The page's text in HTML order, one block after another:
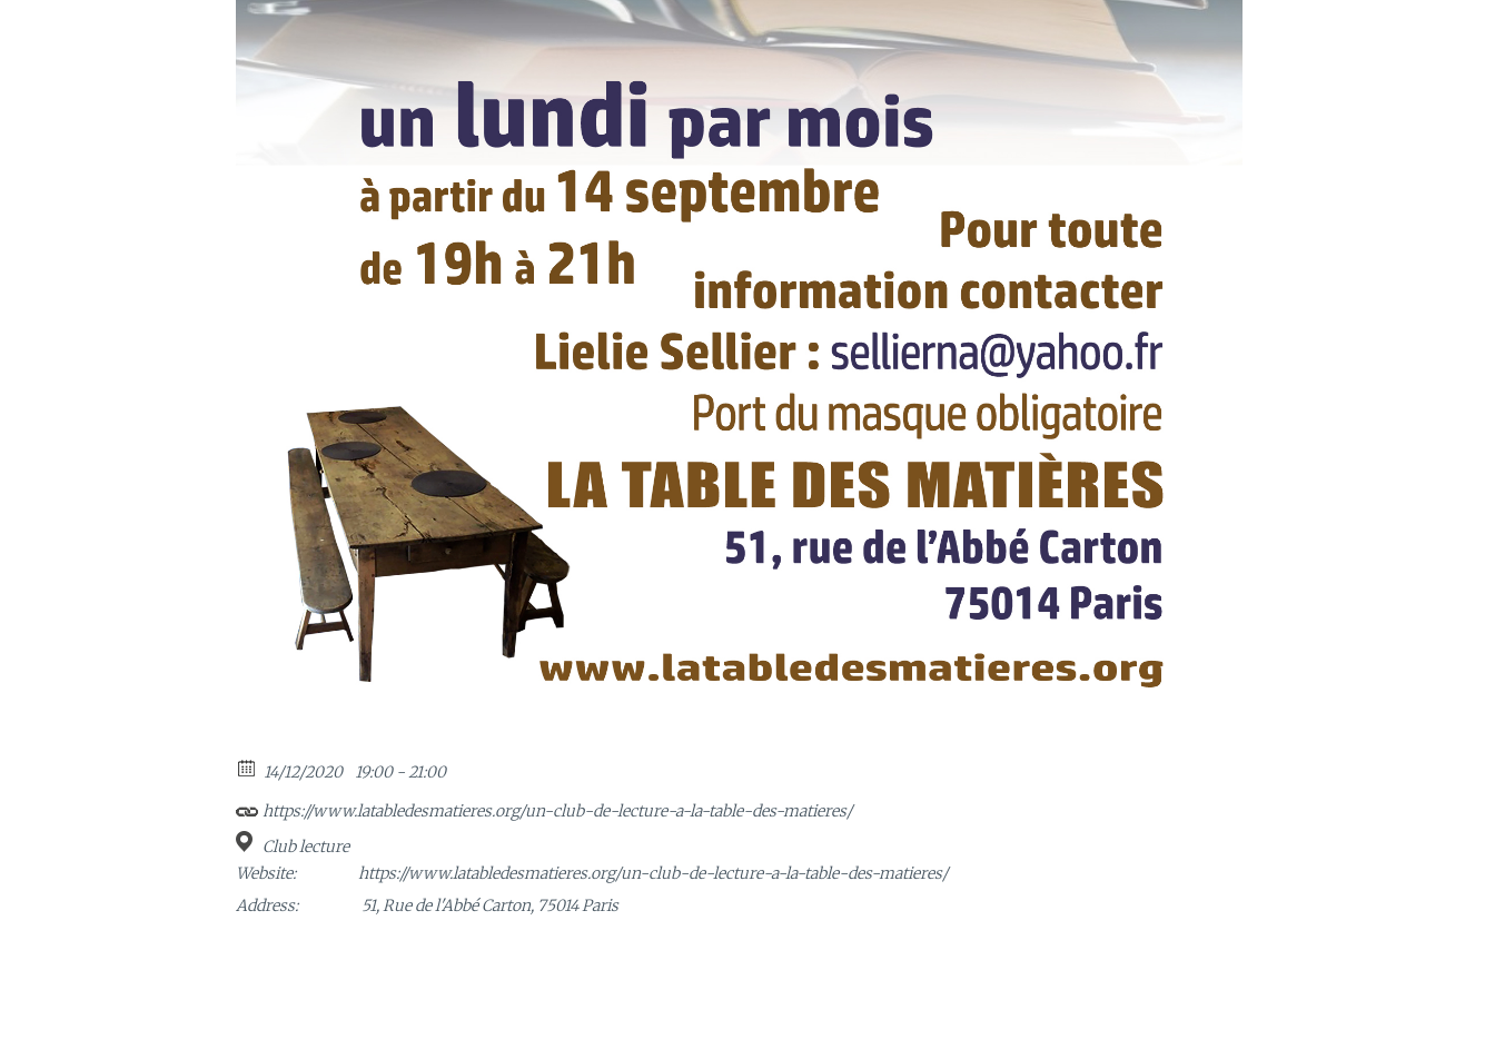
14/12/2020
19:00 - 21:00
https://www.latabledesmatieres.org/un-club-de-lecture-a-la-table-des-matieres/
Club lecture
Website:
https://www.latabledesmatieres.org/un-club-de-lecture-a-la-table-des-matieres/
Address:
51, Rue de l'Abbé Carton, 75014 Paris